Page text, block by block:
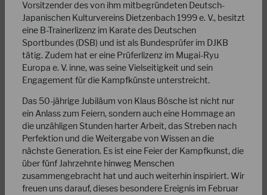
DJKB-Dojoleiter-Tag 2025
Auf einen wiederum erfolgreichen Dojoleiter-Tag kann unser
Verband auch in diesem Jahr freudig zurückblicken. Für die
120 Dojoleiter und…
WEITERLESEN
Vorsitzender des von ihm mitbegründeten Deutsch-
Japanischen Kulturvereins Dietzenbach 1999 e. V., besitzt
eine B-Trainerlizenz im Karate des Deutschen
Sportbundes (DSB) und ist als Bundesprüfer im DJKB
tätig. Zudem hat er eine Prüferlizenz im Mugai-Ryu
Europa e. V. inne, was seine Vielseitigkeit und sein
Engagement für die Kampfkünste unterstreicht.
Das 50-jährige Jubiläum von Klaus Bösche ist nicht nur
ein Anlass zum Feiern, sondern auch eine Hommage an
die unzähligen Stunden harter Arbeit, das Streben nach
Perfektion und die Weitergabe von Wissen an die
nächste Generation. Es ist eine Feier der Kampfkunst, die
über fünf Jahrzehnte hinweg Menschen
zusammengebracht hat und auch weiterhin inspiriert. Wir
freuen uns darauf, dieses besondere Ereignis im Februar